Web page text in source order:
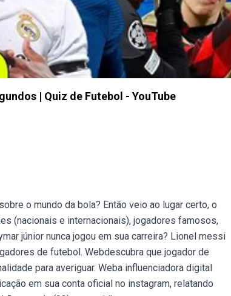
| Quiz de Futebol - YouTube
o mundo da bola? Então veio ao lugar certo, o
(nacionais e internacionais), jogadores famosos,
júnior nunca jogou em sua carreira? Lionel messi
de futebol. Webdescubra que jogador de
para averiguar. Weba influenciadora digital
em sua conta oficial no instagram, relatando